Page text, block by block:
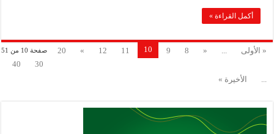
أكمل القراءة »
صفحة 10 من 51 « الأولى «
8
9
10
11
12
»
20
30
40
الأخيرة »